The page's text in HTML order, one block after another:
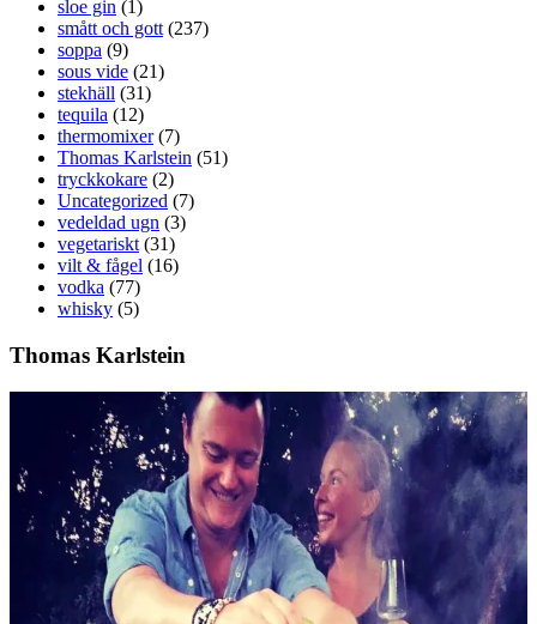
sloe gin (1)
smått och gott (237)
soppa (9)
sous vide (21)
stekhäll (31)
tequila (12)
thermomixer(7)
Thomas Karlstein (51)
tryckkokare (2)
Uncategorized (7)
vedeldad ugn (3)
vegetariskt (31)
vilt & fågel (16)
vodka (77)
whisky (5)
Thomas Karlstein